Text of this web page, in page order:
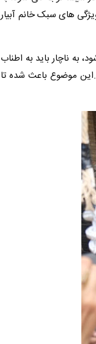
های سبک خانم آبیار
به ناچار باید به اطناب
را نشان شد. همان سبکی که در شیار ۱۴۳ هم دنبال شد .این موضوع باعث شده تا